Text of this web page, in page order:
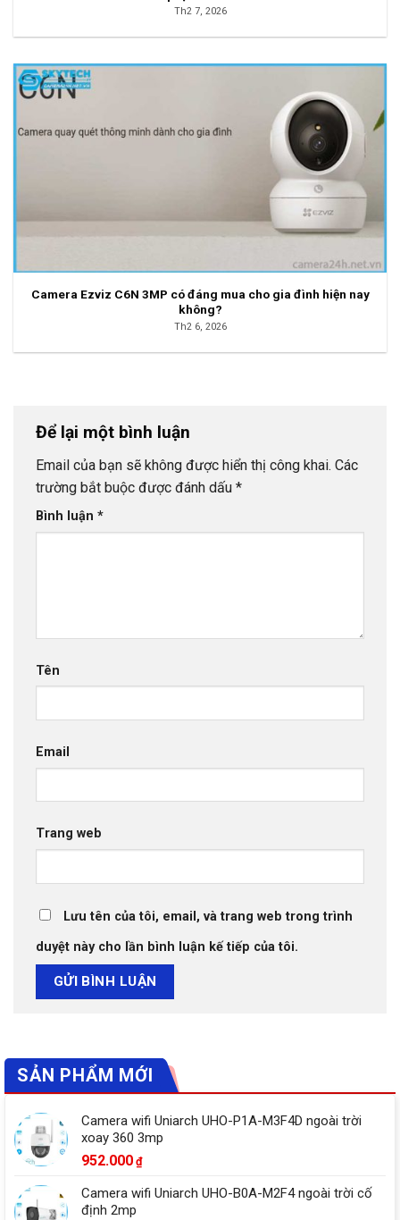
Th2 7, 2026
Camera Ezviz C6N 3MP có đáng mua cho gia đình hiện nay
không?
Th2 6, 2026
Để lại một bình luận
Email của bạn sẽ không được hiển thị công khai. Các
trường bắt buộc được đánh dấu *
Bình luận *
Tên
Email
Trang web
Lưu tên của tôi, email, và trang web trong trình
duyệt này cho lần bình luận kế tiếp của tôi.
SẢN PHẨM MỚI
Camera wifi Uniarch UHO-P1A-M3F4D ngoài trời
xoay 360 3mp
952.000 ₫
Camera wifi Uniarch UHO-B0A-M2F4 ngoài trời cố
định 2mp